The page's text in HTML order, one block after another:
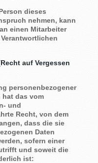
dieses
nehmen, kann
einen Mitarbeiter
auf Vergessen
personenbezogener
hat das vom
und
Recht, von dem
dass die sie
Daten
sofern einer
und soweit die
ist: